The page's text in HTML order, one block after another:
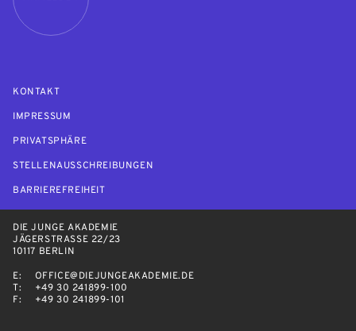
KONTAKT
IMPRESSUM
PRIVATSPHÄRE
STELLENAUSSCHREIBUNGEN
BARRIEREFREIHEIT
DIE JUNGE AKADEMIE
JÄGERSTRASSE 22/23
10117 BERLIN
E:
OFFICE@DIEJUNGEAKADEMIE.DE
T:
+49 30 241899-100
F:
+49 30 241899-101